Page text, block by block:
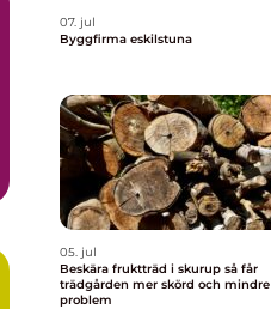
07. jul
Byggfirma eskilstuna
05. jul
Beskära fruktträd i skurup så får
trädgården mer skörd och mindre
problem